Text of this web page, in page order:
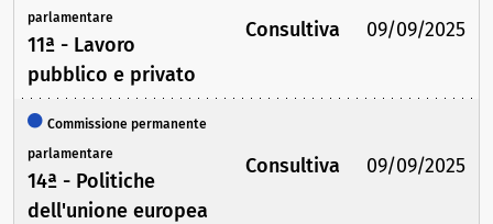
parlamentare
11ª - Lavoro
pubblico e privato
Consultiva 09/09/2025
Commissione permanente
parlamentare
14ª - Politiche
dell'unione europea
Consultiva 09/09/2025